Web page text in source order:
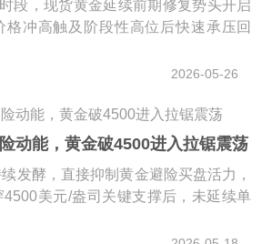
段，现货黄金延续前期修复势头开启
格冲高触及阶段性高位后快速承压回
2026-05-26
动能，黄金破4500进入拉锯震荡
发酵，直接抑制黄金避险买盘活力，
4500美元/盎司关键支撑后，未延续单